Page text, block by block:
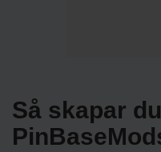
Så skapar